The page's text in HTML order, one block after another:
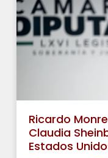
Ricardo
Claudia
Estados